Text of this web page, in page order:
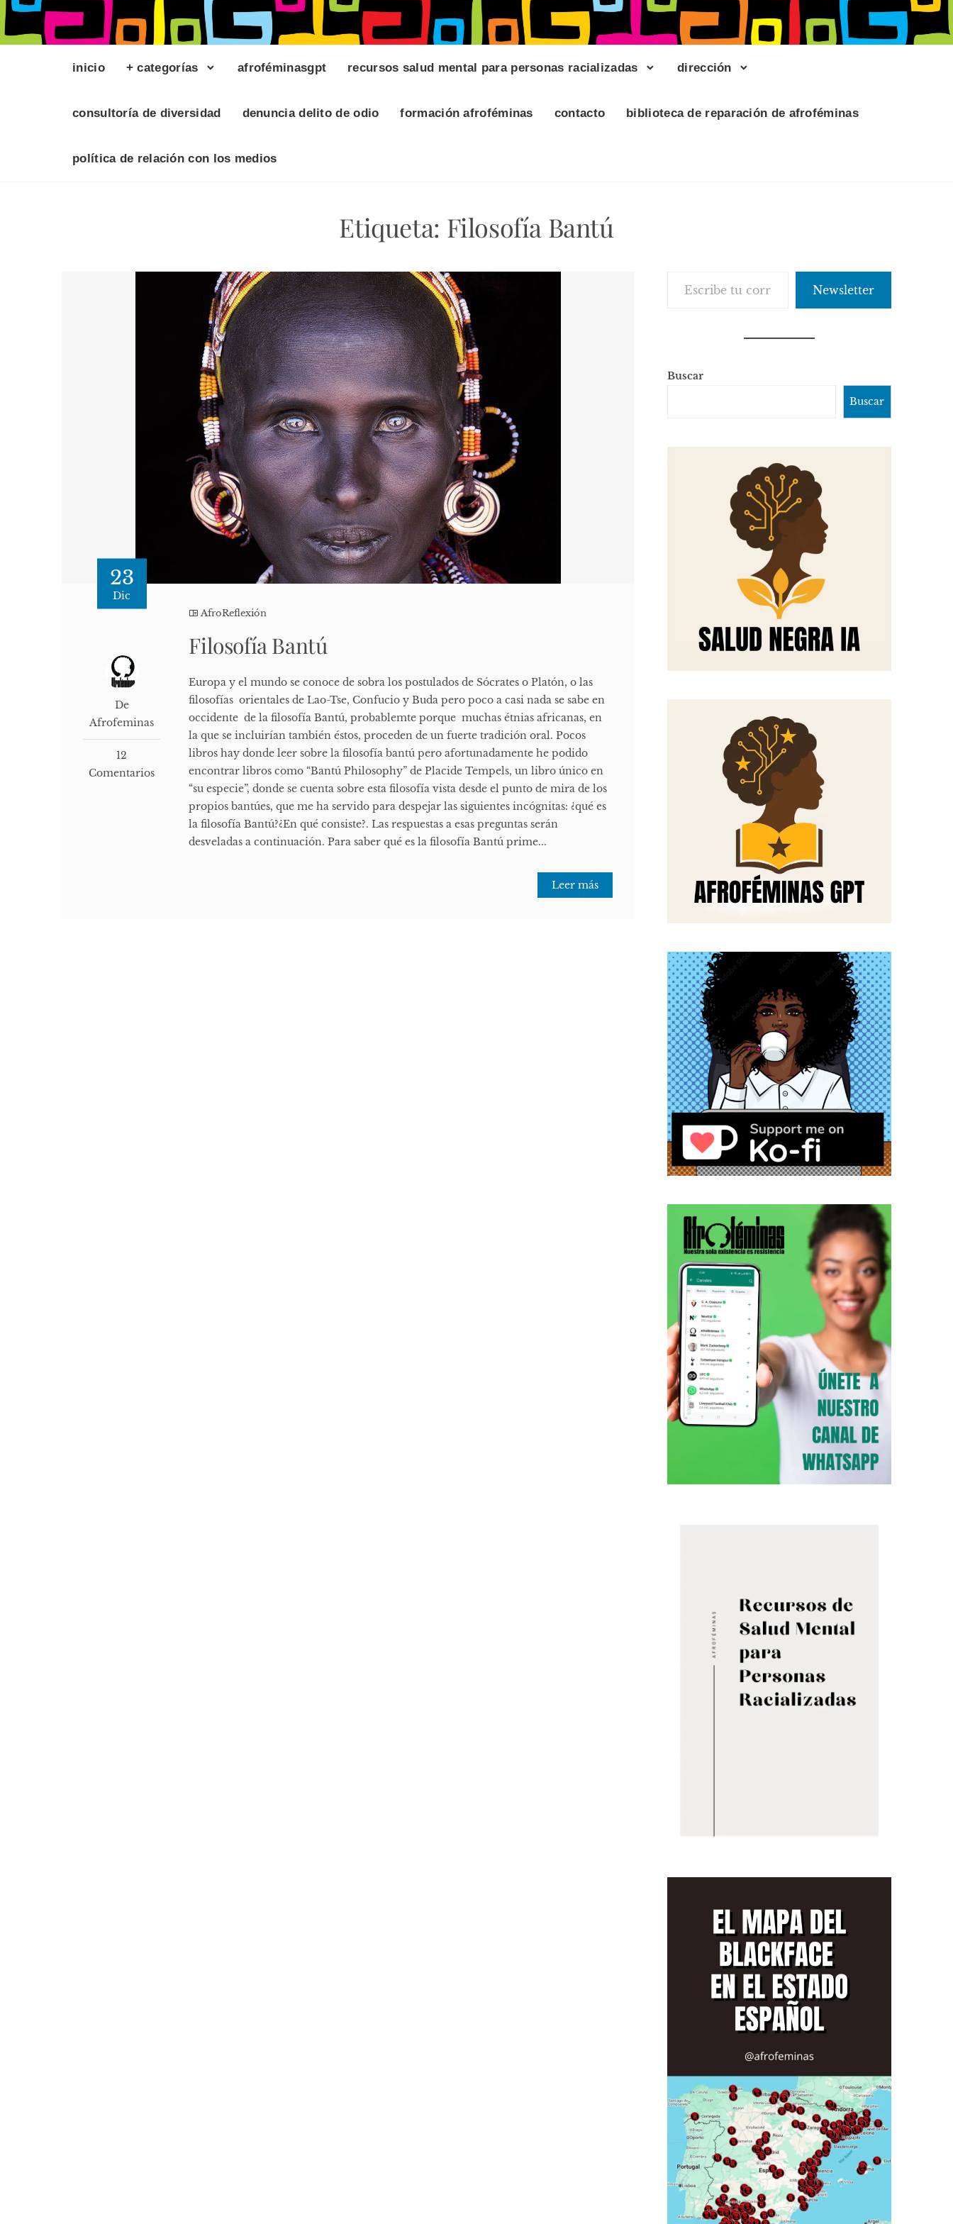
inicio + categorías afroféminasgpt recursos salud mental para personas racializadas dirección
consultoría de diversidad denuncia delito de odio formación afroféminas contacto biblioteca de reparación de afroféminas
política de relación con los medios
Etiqueta: Filosofía Bantú
23
Dic
De
Afrofeminas
12
Comentarios
AfroReflexión
Filosofía Bantú
Europa y el mundo se conoce de sobra los postulados de Sócrates o Platón, o las
filosofías orientales de Lao-Tse, Confucio y Buda pero poco a casi nada se sabe en
occidente de la filosofía Bantú, probablemte porque muchas étnias africanas, en
la que se incluirían también éstos, proceden de un fuerte tradición oral. Pocos
libros hay donde leer sobre la filosofía bantú pero afortunadamente he podido
encontrar libros como “Bantú Philosophy” de Placide Tempels, un libro único en
“su especie”, donde se cuenta sobre esta filosofía vista desde el punto de mira de los
propios bantúes, que me ha servido para despejar las siguientes incógnitas: ¿qué es
la filosofía Bantú?¿En qué consiste?. Las respuestas a esas preguntas serán
desveladas a continuación. Para saber qué es la filosofía Bantú prime...
Leer más
Newsletter
Buscar
Buscar